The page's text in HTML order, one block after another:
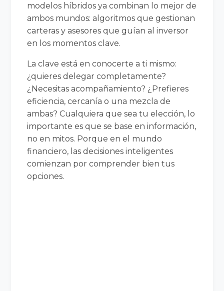
modelos híbridos ya combinan lo mejor de
ambos mundos: algoritmos que gestionan
carteras y asesores que guían al inversor
en los momentos clave.
La clave está en conocerte a ti mismo:
¿quieres delegar completamente?
¿Necesitas acompañamiento? ¿Prefieres
eficiencia, cercanía o una mezcla de
ambas? Cualquiera que sea tu elección, lo
importante es que se base en información,
no en mitos. Porque en el mundo
financiero, las decisiones inteligentes
comienzan por comprender bien tus
opciones.